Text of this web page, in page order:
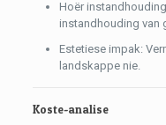
Hoër
instandhouding van
Estetiese impak:
landskappe nie.
Koste-analise